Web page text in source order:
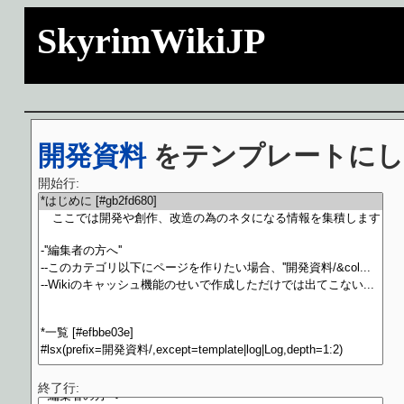
SkyrimWikiJP
開発資料をテンプレートに
開始行:
終了行: